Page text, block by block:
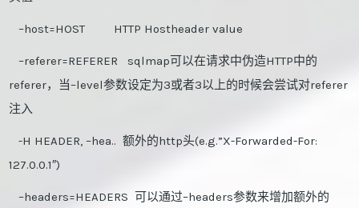
–host=HOST HTTP Hostheader value
–referer=REFERER sqlmap可以在请求中伪造HTTP中的
referer，当–level参数设定为3或者3以上的时候会尝试对referer
注入
-H HEADER, –hea.. 额外的http头(e.g.”X-Forwarded-For:
127.0.0.1″)
–headers=HEADERS 可以通过–headers参数来增加额外的